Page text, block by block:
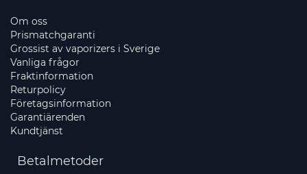
Om oss
Prismatchgaranti
Grossist av vaporizers i Sverige
Vanliga frågor
Fraktinformation
Returpolicy
Företagsinformation
Garantiärenden
Kundtjänst
Betalmetoder